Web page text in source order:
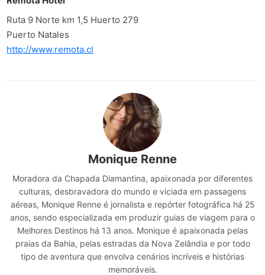
Ruta 9 Norte km 1,5 Huerto 279
Puerto Natales
http://www.remota.cl
Monique Renne
Moradora da Chapada Diamantina, apaixonada por diferentes
culturas, desbravadora do mundo e viciada em passagens
aéreas, Monique Renne é jornalista e repórter fotográfica há 25
anos, sendo especializada em produzir guias de viagem para o
Melhores Destinos há 13 anos. Monique é apaixonada pelas
praias da Bahia, pelas estradas da Nova Zelândia e por todo
tipo de aventura que envolva cenários incríveis e histórias
memoráveis.